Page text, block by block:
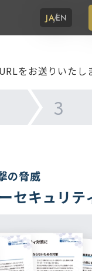
JAEN
をお送りいたし
の脅威
セキュリテ